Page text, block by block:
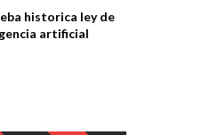
historica ley de
artificial